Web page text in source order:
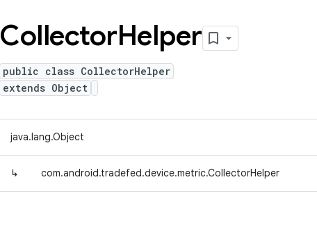
CollectorHelper
public class CollectorHelper
extends Object
java.lang.Object
↳ com.android.tradefed.device.metric.CollectorHelper